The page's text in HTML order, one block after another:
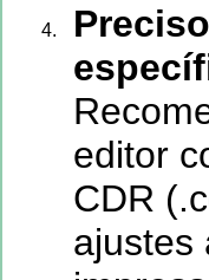
editor
CDR
ajustes